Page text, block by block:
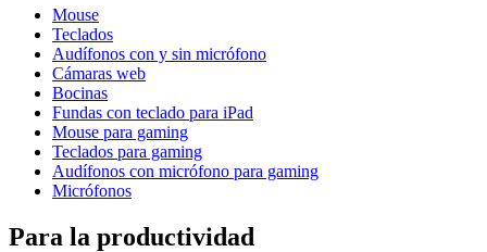
Mouse
Teclados
Audífonos con y sin micrófono
Cámaras web
Bocinas
Fundas con teclado para iPad
Mouse para gaming
Teclados para gaming
Audífonos con micrófono para gaming
Micrófonos
Para la productividad